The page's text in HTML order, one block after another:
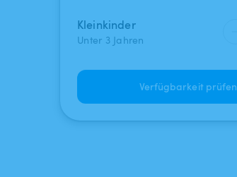
Kleinkinder
Unter 3 Jahren
Verfügbarkeit prüfen